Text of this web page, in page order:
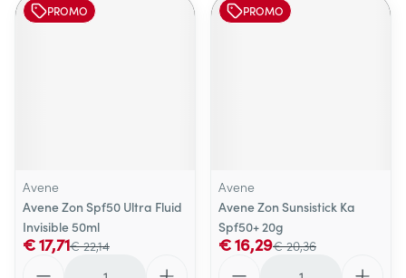
PROMO
Avene
Avene Zon Spf50 Ultra Fluid
Invisible 50ml
€ 22,14
€ 17,71
PROMO
Avene
Avene Zon Sunsistick Ka
Spf50+ 20g
€ 20,36
€ 16,29